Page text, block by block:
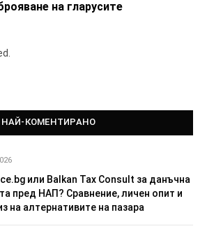
на гларусите
НАЙ-КОМЕНТИРАНО
или Balkan Tax Consult за данъчна
пред НАП? Сравнение, личен опит и
на алтернативите на пазара